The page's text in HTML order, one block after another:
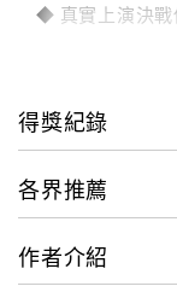
◆ 真實上演決
日舞影展最佳
國性秘史】以
有氛圍，揭開國
對伸展舞台的
漓盡致。男主
員並不陌生，亦
得獎紀錄
各界推薦
作者介紹